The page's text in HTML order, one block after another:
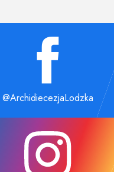
@ArchidiecezjaLodzka